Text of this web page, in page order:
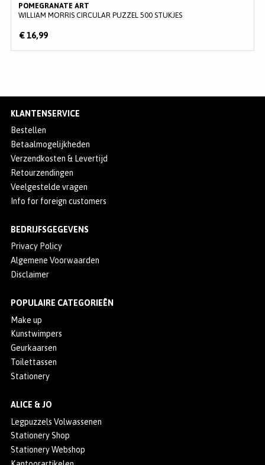
POMEGRANATE ART
WILLIAM MORRIS CIRCULAR PUZZEL 500 STUKJES
€ 16,99
KLANTENSERVICE
Bestellen
Betaalmogelijkheden
Verzendkosten & Levertijd
Retourzendingen
Veelgestelde vragen
Info for foreign customers
BEDRIJFSGEGEVENS
Privacy Policy
Algemene Voorwaarden
Disclaimer
POPULAIRE CATEGORIEËN
Make up
Kunstwimpers
Geurkaarsen
Toilettassen
Stationery
ALICE & JO
Legpuzzels Volwassenen
Stationery Shop
Stationery Webshop